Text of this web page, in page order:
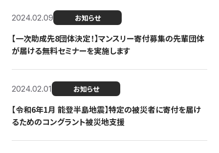
2024.02.09 お知らせ
【一次助成先8団体決定！】マンスリー寄付募集の先輩団体
が届ける無料セミナーを実施します
2024.02.01 お知らせ
【令和6年1月 能登半島地震】特定の被災者に寄付を届け
るためのコングラント被災地支援